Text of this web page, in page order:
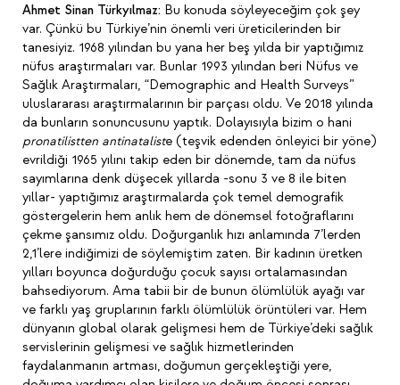
Ahmet Sinan Türkyılmaz: Bu konuda söyleyeceğim çok şey
var. Çünkü bu Türkiye’nin önemli veri üreticilerinden bir
tanesiyiz. 1968 yılından bu yana her beş yılda bir yaptığımız
nüfus araştırmaları var. Bunlar 1993 yılından beri Nüfus ve
Sağlık Araştırmaları, “Demographic and Health Surveys”
uluslararası araştırmalarının bir parçası oldu. Ve 2018 yılında
da bunların sonuncusunu yaptık. Dolayısıyla bizim o hani
pronatilistten antinataliste (teşvik edenden önleyici bir yöne)
evrildiği 1965 yılını takip eden bir dönemde, tam da nüfus
sayımlarına denk düşecek yıllarda -sonu 3 ve 8 ile biten
yıllar- yaptığımız araştırmalarda çok temel demografik
göstergelerin hem anlık hem de dönemsel fotoğraflarını
çekme şansımız oldu. Doğurganlık hızı anlamında 7’lerden
2,1’lere indiğimizi de söylemiştim zaten. Bir kadının üretken
yılları boyunca doğurduğu çocuk sayısı ortalamasından
bahsediyorum. Ama tabii bir de bunun ölümlülük ayağı var
ve farklı yaş gruplarının farklı ölümlülük örüntüleri var. Hem
dünyanın global olarak gelişmesi hem de Türkiye’deki sağlık
servislerinin gelişmesi ve sağlık hizmetlerinden
faydalanmanın artması, doğumun gerçekleştiği yere,